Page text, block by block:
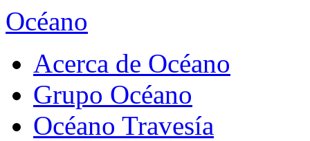
Océano
Acerca de Océano
Grupo Océano
Océano Travesía